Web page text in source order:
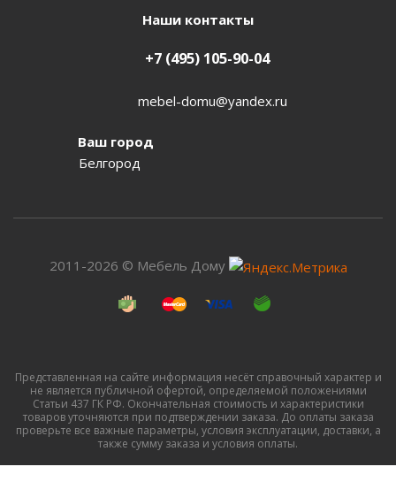
Наши контакты
+7 (495) 105-90-04
mebel-domu@yandex.ru
Ваш город
Белгород
2011-2026 © Мебель Дому
Представленная на сайте информация несёт справочный характер и
не является публичной офертой, определяемой положениями
Статьи 437 ГК РФ. Окончательная стоимость и характеристики
товаров уточняются при подтверждении заказа. До оплаты заказа
проверьте все важные параметры, условия эксплуатации, доставки, а
также сумму заказа и условия оплаты.